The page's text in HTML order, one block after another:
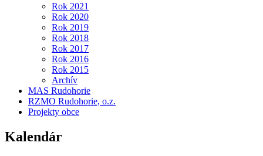
Rok 2021
Rok 2020
Rok 2019
Rok 2018
Rok 2017
Rok 2016
Rok 2015
Archív
MAS Rudohorie
RZMO Rudohorie, o.z.
Projekty obce
Kalendár